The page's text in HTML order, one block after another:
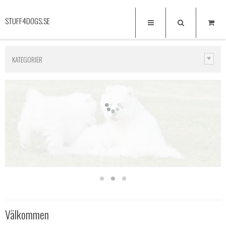
STUFF4DOGS.SE
KATEGORIER
Välkommen